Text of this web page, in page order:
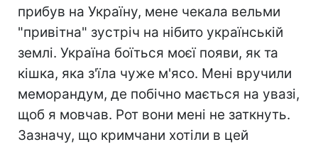
прибув на Україну, мене чекала вельми
"привітна" зустріч на нібито українській
землі. Україна боїться моєї появи, як та
кішка, яка з'їла чуже м'ясо. Мені вручили
меморандум, де побічно мається на увазі,
щоб я мовчав. Рот вони мені не заткнуть.
Зазначу, що кримчани хотіли в цей